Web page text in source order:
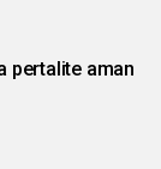
pertalite aman